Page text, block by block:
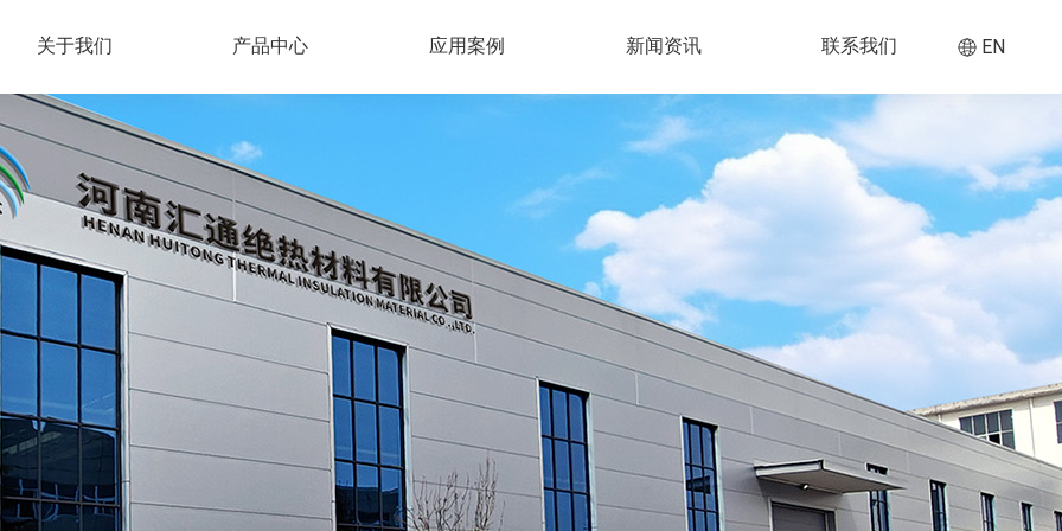
关于我们 产品中心 应用案例 新闻资讯 联系我们 EN